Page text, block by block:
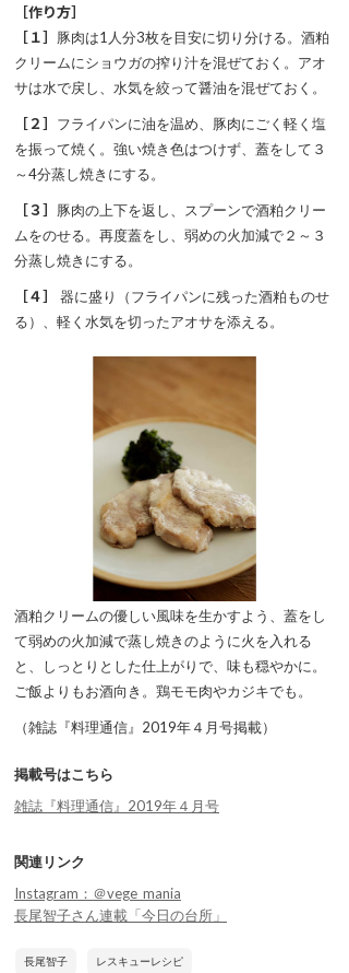
［作り方］
［１］ 豚肉は1人分3枚を目安に切り分ける。酒粕
クリームにショウガの搾り汁を混ぜておく。アオ
サは水で戻し、水気を絞って醤油を混ぜておく。
［２］ フライパンに油を温め、豚肉にごく軽く塩
を振って焼く。強い焼き色はつけず、蓋をして３
～4分蒸し焼きにする。
［３］ 豚肉の上下を返し、スプーンで酒粕クリー
ムをのせる。再度蓋をし、弱めの火加減で２～３
分蒸し焼きにする。
［４］
器に盛り（フライパンに残った酒粕ものせ
る）、軽く水気を切ったアオサを添える。
酒粕クリームの優しい風味を生かすよう、蓋をし
て弱めの火加減で蒸し焼きのように火を入れる
と、しっとりとした仕上がりで、味も穏やかに。
ご飯よりもお酒向き。鶏モモ肉やカジキでも。
（雑誌『料理通信』2019年４月号掲載）
掲載号はこちら
雑誌『料理通信』2019年４月号
関連リンク
Instagram：＠vege_mania
長尾智子さん連載「今日の台所」
長尾智子 レスキューレシピ